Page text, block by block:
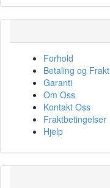
Forhold
Betaling og Frakt
Garanti
Om Oss
Kontakt Oss
Fraktbetingelser
Hjelp